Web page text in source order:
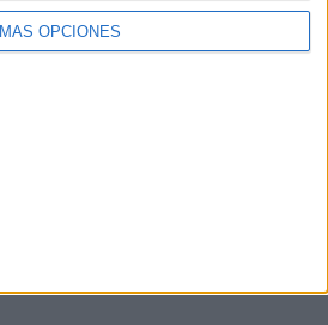
MÁS OPCIONES